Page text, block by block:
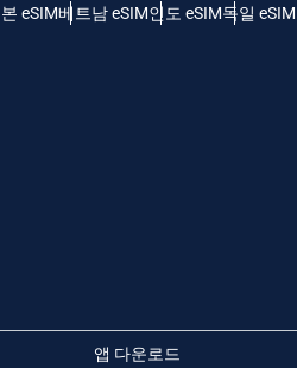
eSIM베트남 eSIM인도 eSIM독일 eSIM
앱 다운로드